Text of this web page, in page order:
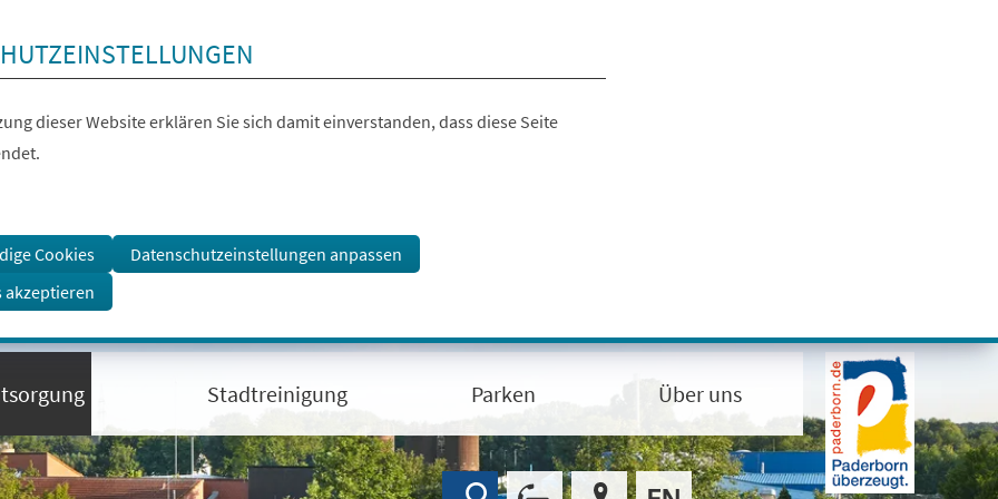
dieser Website erklären Sie sich damit einverstanden, dass diese Seite
Cookies
Datenschutzeinstellungen anpassen
akzeptieren
Stadtreinigung Parken Über uns